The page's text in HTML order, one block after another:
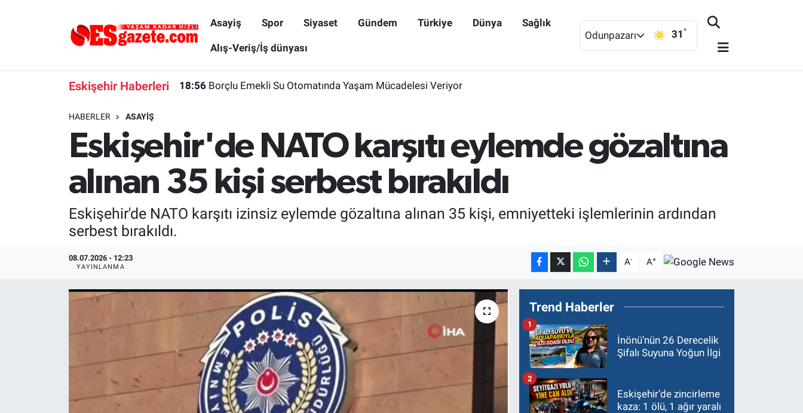
Asayiş Spor Siyaset Gündem Türkiye Dünya Sağlık
Alış-Veriş/İş dünyası
Odunpazarı 31 °
Eskişehir Haberleri 18:56 Borçlu Emekli Su Otomatında Yaşam Mücadelesi Veriyor
HABERLER ASAYIŞ
Eskişehir'de NATO karşıtı eylemde gözaltına
alınan 35 kişi serbest bırakıldı
Eskişehir'de NATO karşıtı izinsiz eylemde gözaltına alınan 35 kişi, emniyetteki işlemlerinin ardından
serbest bırakıldı.
08.07.2026 - 12:23
YAYINLANMA A- A+
Trend Haberler
İnönü’nün 26 Derecelik
Şifalı Suyuna Yoğun İlgi
1
Eskişehir’de zincirleme
kaza: 1 ölü, 1 ağır yaralı
2
Alış-Veriş/İş dünyası
Eskişehirspor Arşivi
Eskişehir Arşivi
Ekonomi
Kültür Sanat
Politika
Eskişehir Nöbetçi Eczaneler
Süper Lig Puan Durumu ve Fikstür
Tüm Manşetler
Haber Arşivi